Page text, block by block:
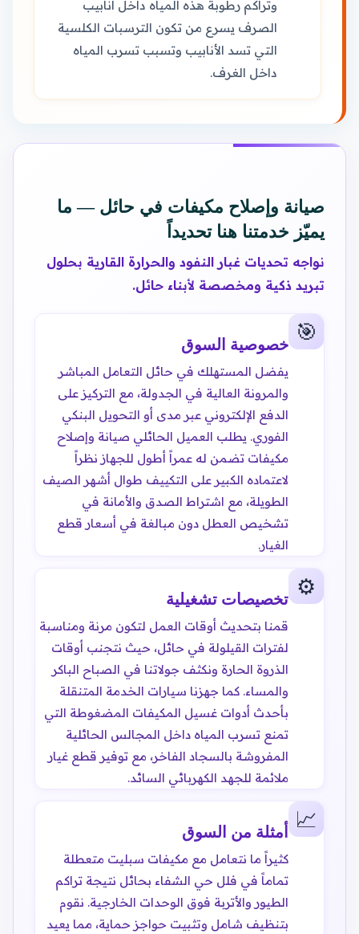
وتراكم رطوبة هذه المياه داخل أنابيب
الصرف يسرع من تكون الترسبات الكلسية
التي تسد الأنابيب وتسبب تسرب المياه
داخل الغرف.
صيانة وإصلاح مكيفات في حائل — ما
يميّز خدمتنا هنا تحديداً
نواجه تحديات غبار النفود والحرارة القارية بحلول
تبريد ذكية ومخصصة لأبناء حائل.
🎯 خصوصية السوق
يفضل المستهلك في حائل التعامل المباشر
والمرونة العالية في الجدولة، مع التركيز على
الدفع الإلكتروني عبر مدى أو التحويل البنكي
الفوري. يطلب العميل الحائلي صيانة وإصلاح
مكيفات تضمن له عمراً أطول للجهاز نظراً
لاعتماده الكبير على التكييف طوال أشهر الصيف
الطويلة، مع اشتراط الصدق والأمانة في
تشخيص العطل دون مبالغة في أسعار قطع
الغيار.
⚙️ تخصيصات تشغيلية
قمنا بتحديث أوقات العمل لتكون مرنة ومناسبة
لفترات القيلولة في حائل، حيث نتجنب أوقات
الذروة الحارة ونكثف جولاتنا في الصباح الباكر
والمساء. كما جهزنا سيارات الخدمة المتنقلة
بأحدث أدوات غسيل المكيفات المضغوطة التي
تمنع تسرب المياه داخل المجالس الحائلية
المفروشة بالسجاد الفاخر، مع توفير قطع غيار
ملائمة للجهد الكهربائي السائد.
📈 أمثلة من السوق
كثيراً ما نتعامل مع مكيفات سبليت متعطلة
تماماً في فلل حي الشفاء بحائل نتيجة تراكم
الطيور والأتربة فوق الوحدات الخارجية. نقوم
بتنظيف شامل وتثبيت حواجز حماية، مما يعيد